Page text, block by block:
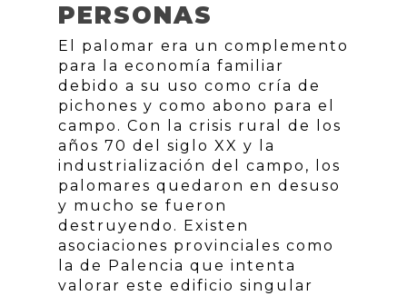
PERSONAS
El palomar era un complemento
para la economía familiar
debido a su uso como cría de
pichones y como abono para el
campo. Con la crisis rural de los
años 70 del siglo XX y la
industrialización del campo, los
palomares quedaron en desuso
y mucho se fueron
destruyendo. Existen
asociaciones provinciales como
la de Palencia que intenta
valorar este edificio singular